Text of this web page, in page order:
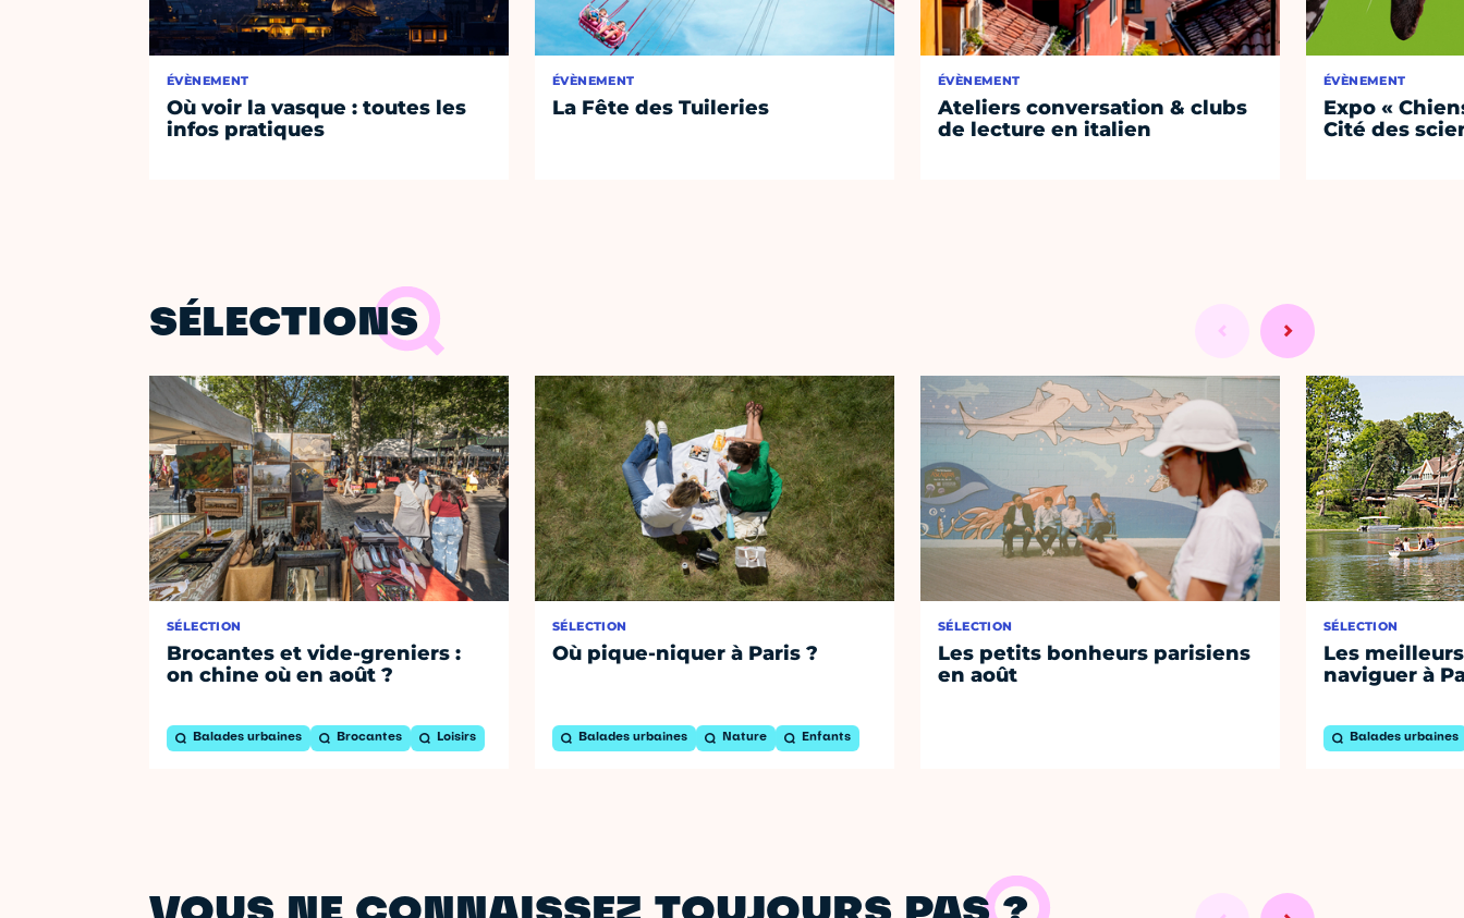
ÉVÈNEMENT
Où voir la vasque : toutes les
infos pratiques
ÉVÈNEMENT
La Fête des Tuileries
ÉVÈNEMENT
Ateliers conversation & clubs
de lecture en italien
ÉVÈNEMENT
Expo «
Cité des
SÉLECTIONS
SÉLECTION
Brocantes et vide-greniers :
on chine où en août ?
Balades urbaines Brocantes Loisirs
SÉLECTION
Où pique-niquer à Paris ?
Balades urbaines Nature Enfants
SÉLECTION
Les petits bonheurs parisiens
en août
SÉLECTION
Les
naviguer à
Balades urbaines